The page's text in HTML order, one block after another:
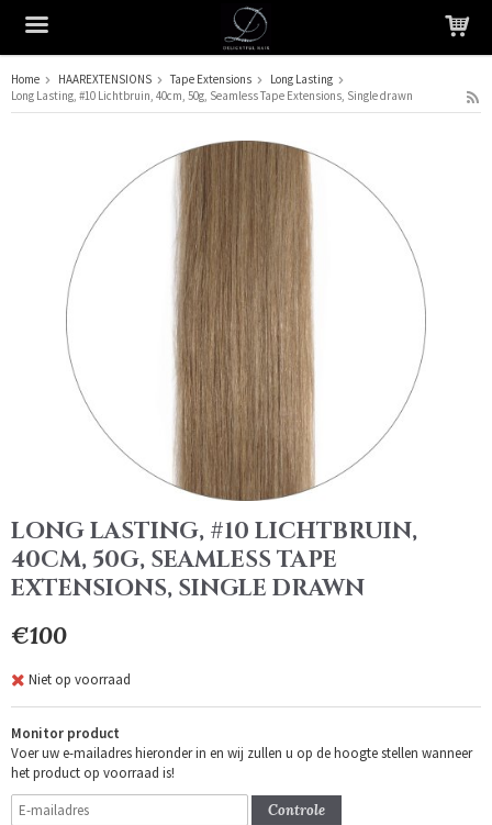
Het product is in je winkelmandje geplaatst
Home HAAREXTENSIONS Tape Extensions
Long Lasting
Long Lasting, #10 Lichtbruin, 40cm, 50g, Seamless Tape Extensions, Single drawn
LONG LASTING, #10 LICHTBRUIN,
40CM, 50G, SEAMLESS TAPE
EXTENSIONS, SINGLE DRAWN
€100
Niet op voorraad
Monitor product
Voer uw e-mailadres hieronder in en wij zullen u op de hoogte stellen wanneer
het product op voorraad is!
Controle